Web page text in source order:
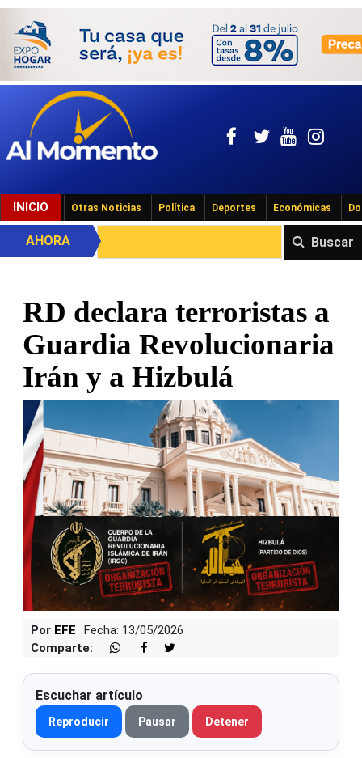
INICIO Otras Noticias Política Deportes Económicas
Buscar
AHORA
RD declara terroristas a
Guardia Revolucionaria
Irán y a Hizbulá
Por EFE
Fecha: 13/05/2026
Comparte:
Escuchar artículo
Reproducir Pausar Detener